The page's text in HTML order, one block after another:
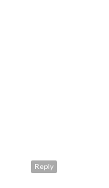
Reply